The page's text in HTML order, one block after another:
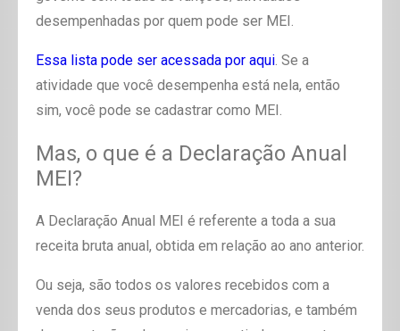
desempenhadas por quem pode ser MEI.
Essa lista pode ser acessada por aqui . Se a
atividade que você desempenha está nela, então
sim, você pode se cadastrar como MEI.
Mas, o que é a Declaração Anual
MEI?
A Declaração Anual MEI é referente a toda a sua
receita bruta anual, obtida em relação ao ano anterior.
Ou seja, são todos os valores recebidos com a
venda dos seus produtos e mercadorias, e também